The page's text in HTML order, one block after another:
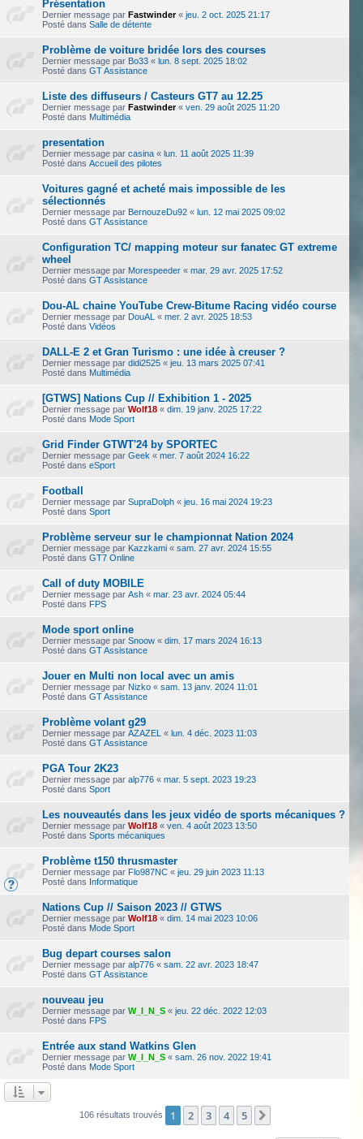
Présentation
Dernier message par Fastwinder« jeu. 2 oct. 2025 21:17
Posté dans Salle de détente
Problème de voiture bridée lors des courses
Dernier message par Bo33 « lun. 8 sept. 2025 18:02
Posté dans GT Assistance
Liste des diffuseurs / Casteurs GT7 au 12.25
Dernier message par Fastwinder« ven. 29 août 2025 11:20
Posté dans Multimédia
presentation
Dernier message par casina « lun. 11 août 2025 11:39
Posté dans Accueil des pilotes
Voitures gagné et acheté mais impossible de les
sélectionnés
Dernier message par BernouzeDu92 « lun. 12 mai 2025 09:02
Posté dans GT Assistance
Configuration TC/ mapping moteur sur fanatec GT extreme
wheel
Dernier message par Morespeeder « mar. 29 avr. 2025 17:52
Posté dans GT Assistance
Dou-AL chaine YouTube Crew-Bitume Racing vidéo course
Dernier message par DouAL « mer. 2 avr. 2025 18:53
Posté dans Vidéos
DALL-E 2 et Gran Turismo : une idée à creuser ?
Dernier message par didi2525 « jeu. 13 mars 2025 07:41
Posté dans Multimédia
[GTWS] Nations Cup // Exhibition 1 - 2025
Dernier message par Wolf18 « dim. 19 janv. 2025 17:22
Posté dans Mode Sport
Grid Finder GTWT'24 by SPORTEC
Dernier message par Geek « mer. 7 août 2024 16:22
Posté dans eSport
Football
Dernier message par SupraDolph « jeu. 16 mai 2024 19:23
Posté dans Sport
Problème serveur sur le championnat Nation 2024
Dernier message par Kazzkami « sam. 27 avr. 2024 15:55
Posté dans GT7 Online
Call of duty MOBILE
Dernier message par Ash « mar. 23 avr. 2024 05:44
Posté dans FPS
Mode sport online
Dernier message par Snoow « dim. 17 mars 2024 16:13
Posté dans GT Assistance
Jouer en Multi non local avec un amis
Dernier message par Nizko « sam. 13 janv. 2024 11:01
Posté dans GT Assistance
Problème volant g29
Dernier message par AZAZEL « lun. 4 déc. 2023 11:03
Posté dans GT Assistance
PGA Tour 2K23
Dernier message par alp776 « mar. 5 sept. 2023 19:23
Posté dans Sport
Les nouveautés dans les jeux vidéo de sports mécaniques ?
Dernier message par Wolf18 « ven. 4 août 2023 13:50
Posté dans Sports mécaniques
Problème t150 thrusmaster
Dernier message par Flo987NC « jeu. 29 juin 2023 11:13
Posté dans Informatique
Nations Cup // Saison 2023 // GTWS
Dernier message par Wolf18 « dim. 14 mai 2023 10:06
Posté dans Mode Sport
Bug depart courses salon
Dernier message par alp776 « sam. 22 avr. 2023 18:47
Posté dans GT Assistance
nouveau jeu
Dernier message par W_I_N_S « jeu. 22 déc. 2022 12:03
Posté dans FPS
Entrée aux stand Watkins Glen
Dernier message par W_I_N_S « sam. 26 nov. 2022 19:41
Posté dans Mode Sport
106 résultats trouvés 1 2 3 4 5